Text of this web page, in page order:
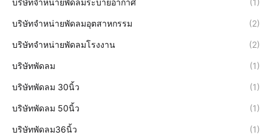
บริษัทจำหน่ายพัดลมระบายอากาศ (1)
บริษัทจำหน่ายพัดลมอุตสาหกรรม (2)
บริษัทจำหน่ายพัดลมโรงงาน (2)
บริษัทพัดลม (1)
บริษัทพัดลม 30นิ้ว (1)
บริษัทพัดลม 50นิ้ว (1)
บริษัทพัดลม36นิ้ว (1)